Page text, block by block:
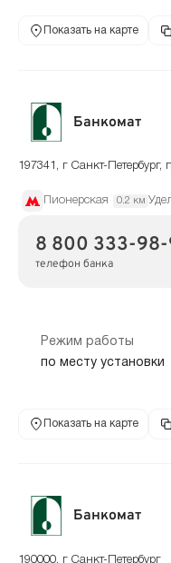
Показать на карте
Банкомат
197341, г Санкт-
Пионерская 0.2 км
8 800 333-
телефон банка
Режим работы
по месту установки
Показать на карте
Банкомат
190000, г Санкт-Петербург